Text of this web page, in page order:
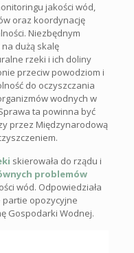
jakości wód,
oraz koordynację
Niezbędnym
dużą skalę
rzeki i ich doliny
przeciw powodziom i
do oczyszczania
wodnych w
ta powinna być
przez Międzynarodową
skierowała do rządu i
problemów
wód. Odpowiedziała
partie opozycyjne
Gospodarki Wodnej.